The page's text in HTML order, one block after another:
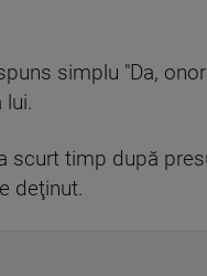
simplu "Da,
lui.
scurt timp după
deţinut.